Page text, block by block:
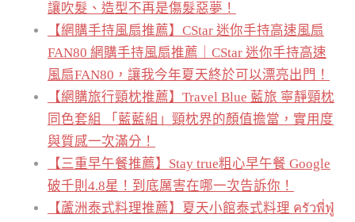
讓吹髮、造型不再是傷髮惡夢！
【網購手持風扇推薦】CStar 迷你手持高速風扇
FAN80 網購手持風扇推薦｜CStar 迷你手持高速
風扇FAN80，讓我今年夏天終於可以漂亮出門！
【網購旅行頸枕推薦】Travel Blue 藍旅 寧靜頸枕
同色套組 「藍藍組」頸枕界的顏值擔當，實用度
與質感一次滿分！
【三重早午餐推薦】Stay true粗心早午餐 Google
破千則4.8星！到底厲害在哪一次告訴你！
【蘆洲泰式料理推薦】夏天小館泰式料理 ครัวพี่ฟู่